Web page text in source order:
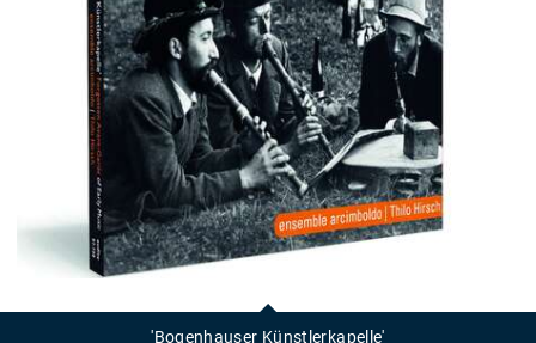
'Bogenhauser Künstlerkapelle'